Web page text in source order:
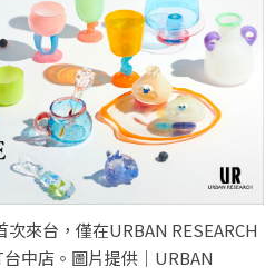
次來台，僅在URBAN RESEARCH
中店。圖片提供｜URBAN